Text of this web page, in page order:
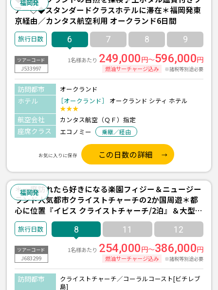
福岡発
アー◇◆スタンダードクラスホテルに滞在＊福岡発東
京経由／カンタス航空利用 オークランド6日間
6 7 8 9
ツアーコード
J533997
1名様あたり 249,000円～596,000円
燃油サーチャージ込み ※諸税等別途必要
訪問都市 オークランド
ホテル ［オークランド］
オークランド シティ ホテル
★★★
航空会社 カンタス航空（ＱＦ）指定
座席クラス エコノミー 乗継／経由
お気に入りに保存 この日数の詳細
福岡発
＊一度訪れたら好きになる楽園フィジー＆ニュージー
ランド人気都市クライストチャーチの2か国周遊＊都
心に位置『イビス クライストチャーチ/2泊』＆大型リ
ゾート『シャングリ・ラ ヤヌザ アイランド/3泊(朝食
付き)』宿泊 8日間 ＜フィジーエアウェイズ利用/福岡
8 11 12
ツアーコード
J683299
1名様あたり 254,000円～386,000円
燃油サーチャージ込み ※諸税等別途必要
訪問都市
クライストチャーチ／コーラルコースト[ビチレブ
島]